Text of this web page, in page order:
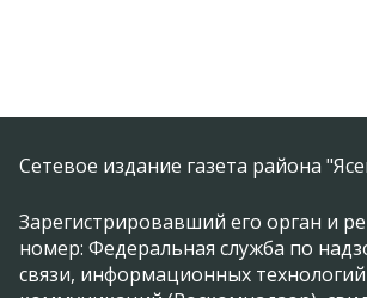
Сетевое издание газета района
Зарегистрировавший его орган и
номер: Федеральная служба по
связи, информационных